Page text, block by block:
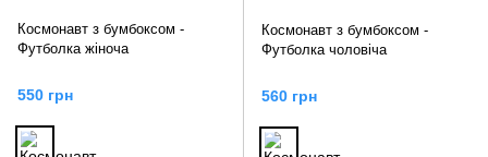
Космонавт з бумбоксом -
Футболка жіноча
550 грн
Космонавт з бумбоксом -
Футболка чоловіча
560 грн